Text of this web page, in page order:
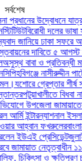
সর্বশেষ
উদ্বোধনে যাত্রা
বিরোধী দলের ভাষা
জানিয়ে ঢাকা সফরে
দাবিতে ৫ আগস্ট
বাবা ও প্রতিবন্ধী
হবিগঞ্জে নাসীরুদ্দীন
যশোরে গ্রেপ্তার শীর্ষ
পটুয়াখালীতে বিধবা
উপজেলা জামায়াতের
ইন্টারন্যাশনাল
আহ্বান ফখরুলের
ইউএই প্রেসিডেন্টজুলাই
নেতৃত্বাধীন ১১ দল
চিকিৎসা ও ক্ষতিপূরণ